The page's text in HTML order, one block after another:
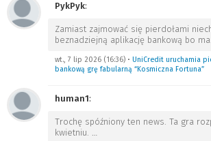
PykPyk:
Zamiast zajmować się pierdołami
beznadziejną aplikację bankową bo
wt., 7 lip 2026 (16:36) • UniCredit uruchamia
bankową grę fabularną “Kosmiczna Fortuna”
human1:
Trochę spóźniony ten news. Ta gra
kwietniu. …